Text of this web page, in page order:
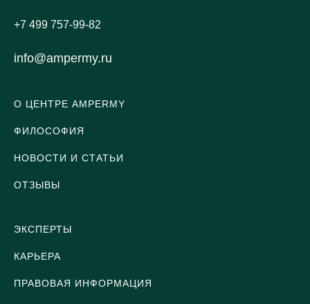
О ЦЕНТРЕ AMPERMY
ФИЛОСОФИЯ
НОВОСТИ И СТАТЬИ
ОТЗЫВЫ
ЭКСПЕРТЫ
КАРЬЕРА
ПРАВОВАЯ ИНФОРМАЦИЯ
+7 499 757-99-82
info@ampermy.ru